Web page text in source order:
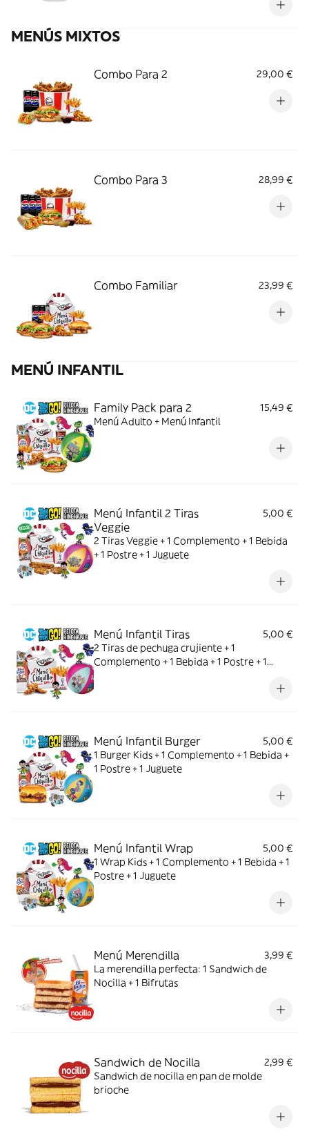
MENÚS MIXTOS
Combo Para 2 29,00 €
Combo Para 3 28,99 €
Combo Familiar 23,99 €
MENÚ INFANTIL
Family Pack para 2
15,49 €
Menú Adulto + Menú Infantil
Menú Infantil 2 Tiras
Veggie
5,00 €
2 Tiras Veggie + 1 Complemento + 1 Bebida
+ 1 Postre + 1 Juguete
Menú Infantil Tiras
5,00 €
2 Tiras de pechuga crujiente + 1
Complemento + 1 Bebida + 1 Postre + 1
Menú Infantil Burger
5,00 €
1 Burger Kids + 1 Complemento + 1 Bebida +
1 Postre + 1 Juguete
Menú Infantil Wrap
5,00 €
1 Wrap Kids + 1 Complemento + 1 Bebida + 1
Postre + 1 Juguete
Menú Merendilla
3,99 €
La merendilla perfecta: 1 Sandwich de
Nocilla + 1 Bifrutas
Sandwich de Nocilla
2,99 €
Sandwich de nocilla en pan de molde
brioche